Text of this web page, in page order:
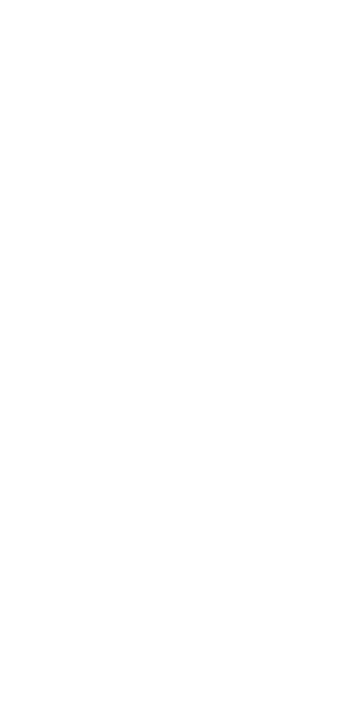
et mathématiques.
visée.